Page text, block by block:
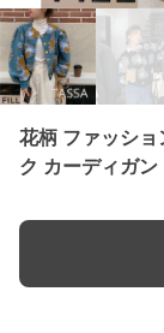
花柄 ファッショ
ク カーディガン